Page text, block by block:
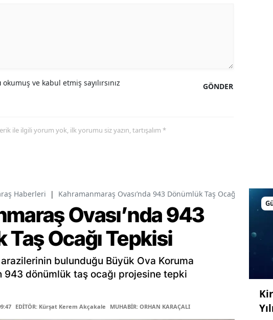
GÖNDER
okumuş ve kabul etmiş sayılırsınız
ile ilgili yorum yok, ilk yorumu siz yazın, tartışalım *
Haberleri | Kahramanmaraş Ovası’nda 943 Dönümlük Taş Ocağı Tepkisi
Ovası’nda 943
Ocağı Tepkisi
arazilerinin bulunduğu Büyük Ova Koruma
943 dönümlük taş ocağı projesine tepki
EDİTÖR: Kürşat Kerem Akçakale MUHABİR: ORHAN KARAÇALI